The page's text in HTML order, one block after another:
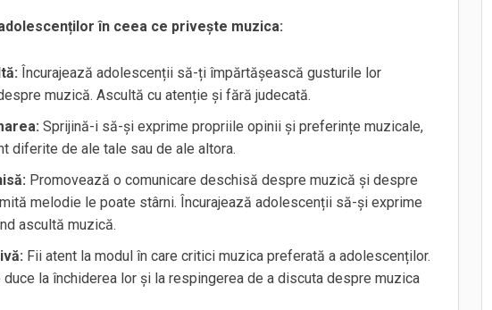
în ceea ce privește muzica:
Încurajează adolescenții să-ți împărtășească gusturile lor
muzică. Ascultă cu atenție și fără judecată.
Sprijină-i să-și exprime propriile opinii și preferințe muzicale,
diferite de ale tale sau de ale altora.
Promovează o comunicare deschisă despre muzică și despre
melodie le poate stârni. Încurajează adolescenții să-și exprime
ascultă muzică.
Fii atent la modul în care critici muzica preferată a adolescenților.
la închiderea lor și la respingerea de a discuta despre muzica